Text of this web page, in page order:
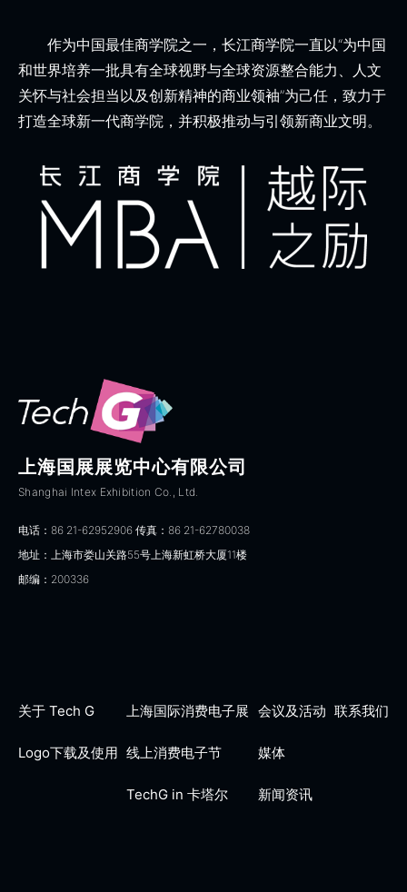
作为中国最佳商学院之一，长江商学院一直以“为中国
和世界培养一批具有全球视野与全球资源整合能力、人文
关怀与社会担当以及创新精神的商业领袖”为己任，致力于
打造全球新一代商学院，并积极推动与引领新商业文明。
上海国展展览中心有限公司
Shanghai Intex Exhibition Co., Ltd.
电话：86 21-62952906 传真：86 21-62780038
地址：上海市娄山关路55号上海新虹桥大厦11楼
邮编：200336
关于 Tech G
Logo下载及使用
上海国际消费电子展
线上消费电子节
TechG in 卡塔尔
会议及活动
媒体
新闻资讯
联系我们